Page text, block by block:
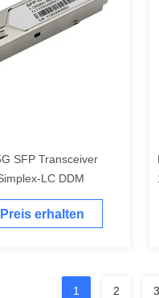
SFP Transceiver
LC DDM
erhalten
1 2 3